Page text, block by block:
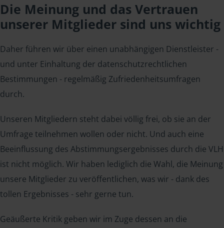
Die Meinung und das Vertrauen
unserer Mitglieder sind uns wichtig
Daher führen wir über einen unabhängigen Dienstleister -
und unter Einhaltung der datenschutzrechtlichen
Bestimmungen - regelmäßig Zufriedenheitsumfragen
durch.
Unseren Mitgliedern steht dabei völlig frei, ob sie an der
Umfrage teilnehmen wollen oder nicht. Und auch eine
Beeinflussung des Abstimmungsergebnisses durch die VLH
ist nicht möglich. Wir haben lediglich die Wahl, die Meinung
unsere Mitglieder zu veröffentlichen, was wir - dank des
tollen Ergebnisses - sehr gerne tun.
Geäußerte Kritik geben wir im Zuge dessen an die